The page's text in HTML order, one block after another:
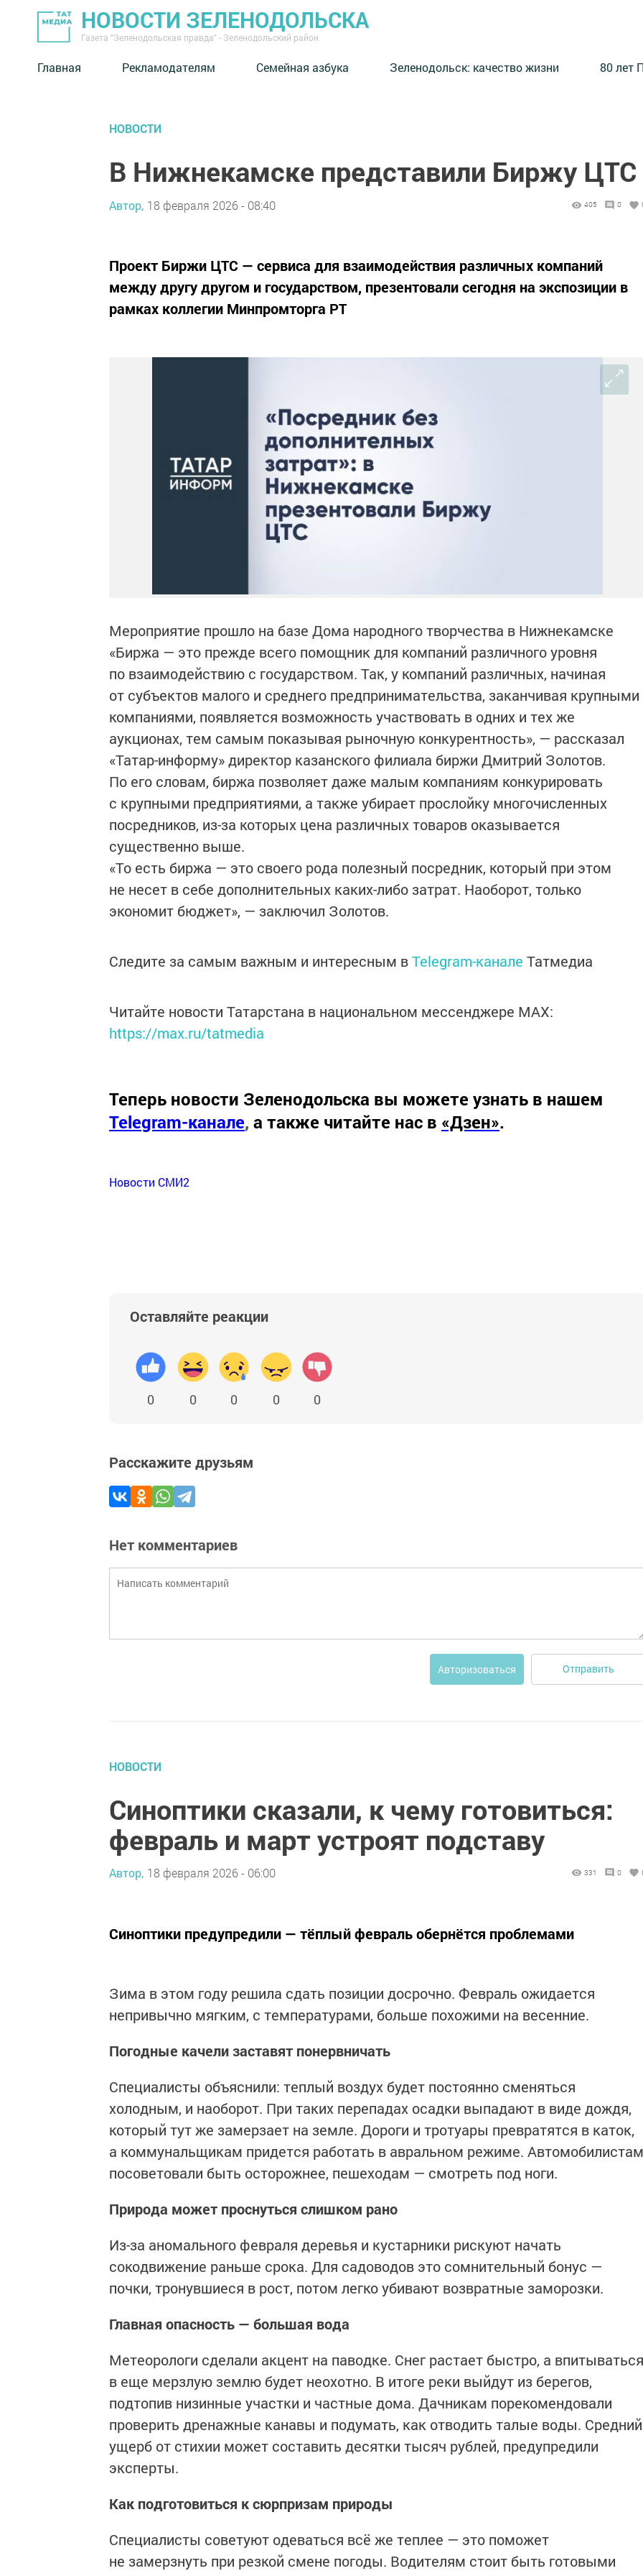
НОВОСТИ ЗЕЛЕНОДОЛЬСКА
Газета "Зеленодольская правда" - Зеленодольский район
Главная Рекламодателям Семейная азбука ⁠Зеленодольск: качество жизни 80 лет
НОВОСТИ
В Нижнекамске представили Биржу ЦТС
Автор, 18 февраля 2026 - 08:40 405 0
Проект Биржи ЦТС — сервиса для взаимодействия различных компаний
между другу другом и государством, презентовали сегодня на экспозиции в
рамках коллегии Минпромторга РТ
Мероприятие прошло на базе Дома народного творчества в Нижнекамске
«Биржа — это прежде всего помощник для компаний различного уровня
по взаимодействию с государством. Так, у компаний различных, начиная
от субъектов малого и среднего предпринимательства, заканчивая крупными
компаниями, появляется возможность участвовать в одних и тех же
аукционах, тем самым показывая рыночную конкурентность», — рассказал
«Татар-информу» директор казанского филиала биржи Дмитрий Золотов.
По его словам, биржа позволяет даже малым компаниям конкурировать
с крупными предприятиями, а также убирает прослойку многочисленных
посредников, из-за которых цена различных товаров оказывается
существенно выше.
«То есть биржа — это своего рода полезный посредник, который при этом
не несет в себе дополнительных каких-либо затрат. Наоборот, только
экономит бюджет», — заключил Золотов.
Следите за самым важным и интересным вTelegram-канале Татмедиа
Читайте новости Татарстана в национальном мессенджере MАХ:
https://max.ru/tatmedia
Теперь новости Зеленодольска вы можете узнать в нашем
Telegram-канале, а также читайте нас в «Дзен».
Новости СМИ2
Оставляйте реакции
0 0 0 0 0
Расскажите друзьям
Нет комментариев
Авторизоваться Отправить
НОВОСТИ
Синоптики сказали, к чему готовиться:
февраль и март устроят подставу
Автор, 18 февраля 2026 - 06:00 331 0
Синоптики предупредили — тёплый февраль обернётся проблемами
Зима в этом году решила сдать позиции досрочно. Февраль ожидается
непривычно мягким, с температурами, больше похожими на весенние.
Погодные качели заставят понервничать
Специалисты объяснили: теплый воздух будет постоянно сменяться
холодным, и наоборот. При таких перепадах осадки выпадают в виде дождя,
который тут же замерзает на земле. Дороги и тротуары превратятся в каток,
а коммунальщикам придется работать в авральном режиме. Автомобилистам
посоветовали быть осторожнее, пешеходам — смотреть под ноги.
Природа может проснуться слишком рано
Из-за аномального февраля деревья и кустарники рискуют начать
сокодвижение раньше срока. Для садоводов это сомнительный бонус —
почки, тронувшиеся в рост, потом легко убивают возвратные заморозки.
Главная опасность — большая вода
Метеорологи сделали акцент на паводке. Снег растает быстро, а впитываться
в еще мерзлую землю будет неохотно. В итоге реки выйдут из берегов,
подтопив низинные участки и частные дома. Дачникам порекомендовали
проверить дренажные канавы и подумать, как отводить талые воды. Средний
ущерб от стихии может составить десятки тысяч рублей, предупредили
эксперты.
Как подготовиться к сюрпризам природы
Специалисты советуют одеваться всё же теплее — это поможет
не замерзнуть при резкой смене погоды. Водителям стоит быть готовыми